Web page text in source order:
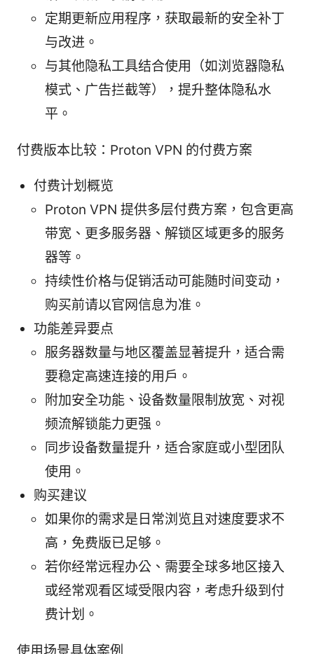
定期更新应用程序，获取最新的安全补丁
与改进。
与其他隐私工具结合使用（如浏览器隐私
模式、广告拦截等），提升整体隐私水
平。
付费版本比较：Proton VPN 的付费方案
付费计划概览
Proton VPN 提供多层付费方案，包含更高
带宽、更多服务器、解锁区域更多的服务
器等。
持续性价格与促销活动可能随时间变动，
购买前请以官网信息为准。
功能差异要点
服务器数量与地区覆盖显著提升，适合需
要稳定高速连接的用户。
附加安全功能、设备数量限制放宽、对视
频流解锁能力更强。
同步设备数量提升，适合家庭或小型团队
使用。
购买建议
如果你的需求是日常浏览且对速度要求不
高，免费版已足够。
若你经常远程办公、需要全球多地区接入
或经常观看区域受限内容，考虑升级到付
费计划。